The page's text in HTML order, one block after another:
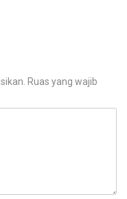
Ruas yang wajib